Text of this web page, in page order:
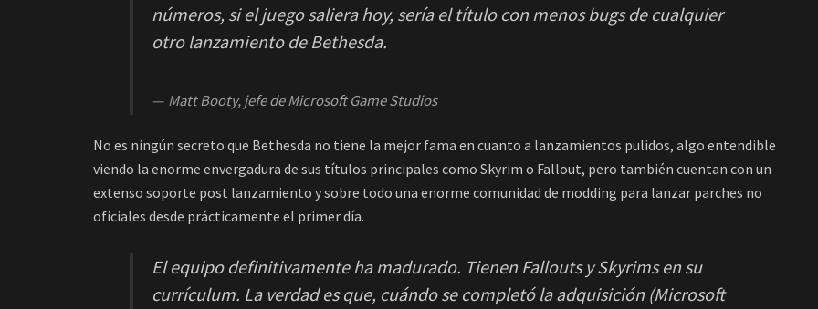
números, si el juego saliera hoy, sería el título con menos bugs de cualquier
otro lanzamiento de Bethesda.
Matt Booty, jefe de Microsoft Game Studios
No es ningún secreto que Bethesda no tiene la mejor fama en cuanto a lanzamientos pulidos, algo entendible
viendo la enorme envergadura de sus títulos principales como Skyrim o Fallout, pero también cuentan con un
extenso soporte post lanzamiento y sobre todo una enorme comunidad de modding para lanzar parches no
oficiales desde prácticamente el primer día.
El equipo definitivamente ha madurado. Tienen Fallouts y Skyrims en su
currículum. La verdad es que, cuándo se completó la adquisición (Microsoft